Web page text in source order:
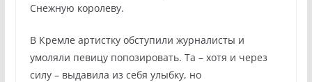
Снежную королеву.
В Кремле артистку обступили журналисты и
умоляли певицу попозировать. Та – хотя и через
силу – выдавила из себя улыбку, но